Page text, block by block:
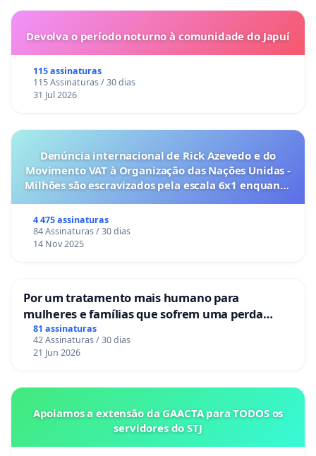
Devolva o período noturno à comunidade do Japuí
115 assinaturas
115 Assinaturas / 30 dias
31 Jul 2026
Denúncia internacional de Rick Azevedo e do
Movimento VAT à Organização das Nações Unidas -
Milhões são escravizados pela escala 6x1 enquanto
4 475 assinaturas
84 Assinaturas / 30 dias
14 Nov 2025
Por um tratamento mais humano para
mulheres e famílias que sofrem uma perda
gestacional nos hospitais portugueses
81 assinaturas
42 Assinaturas / 30 dias
21 Jun 2026
Apoiamos a extensão da GAACTA para TODOS os
servidores do STJ